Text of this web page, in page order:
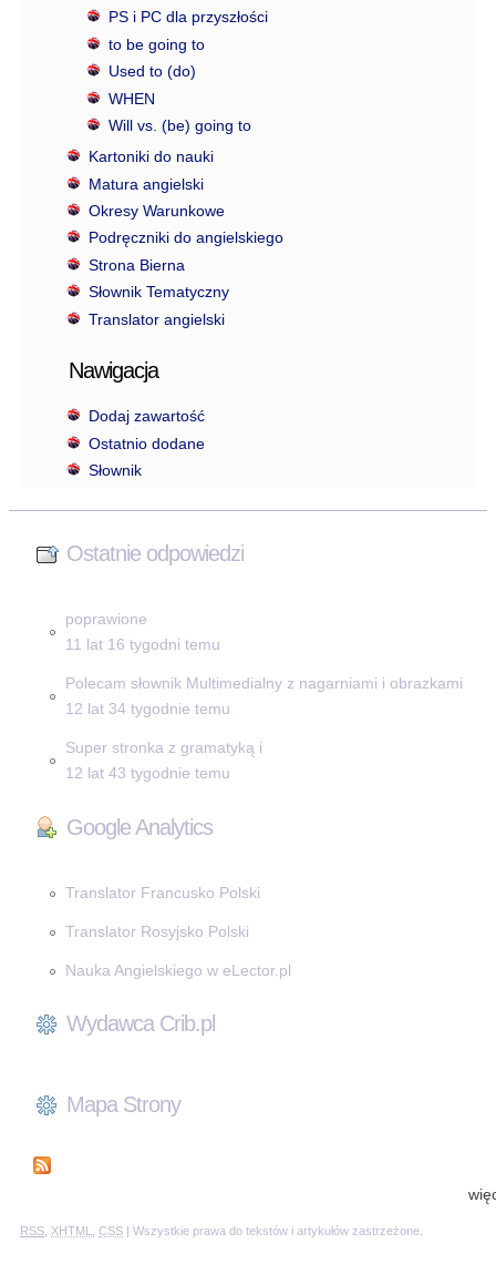
PS i PC dla przyszłości
to be going to
Used to (do)
WHEN
Will vs. (be) going to
Kartoniki do nauki
Matura angielski
Okresy Warunkowe
Podręczniki do angielskiego
Strona Bierna
Słownik Tematyczny
Translator angielski
Nawigacja
Dodaj zawartość
Ostatnio dodane
Słownik
Ostatnie odpowiedzi
poprawione
11 lat 16 tygodni temu
Polecam słownik Multimedialny z nagarniami i obrazkami
12 lat 34 tygodnie temu
Super stronka z gramatyką i
12 lat 43 tygodnie temu
Google Analytics
Translator Francusko Polski
Translator Rosyjsko Polski
Nauka Angielskiego w eLector.pl
Wydawca Crib.pl
Mapa Strony
RSS XHTML CSS | Wszystkie prawa do tekstów i artykułów zastrzeżone.